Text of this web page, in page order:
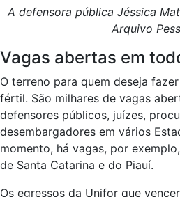
A defensora pública Jéssica
Arquivo
Vagas abertas em
O terreno para quem deseja
fértil. São milhares de vagas
defensores públicos, juízes,
desembargadores em vários
momento, há vagas, por
de Santa Catarina e do Piauí.
Os egressos da Unifor que